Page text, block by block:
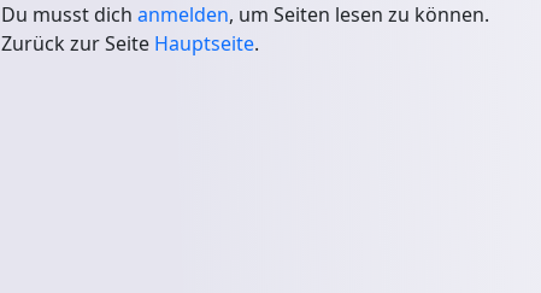
Du musst dich anmelden, um Seiten lesen zu können.
Zurück zur Seite Hauptseite.